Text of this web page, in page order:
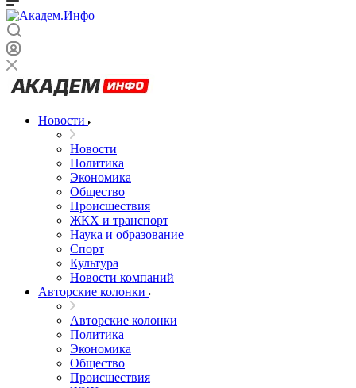
Новости
Новости
Политика
Экономика
Общество
Происшествия
ЖКХ и транспорт
Наука и образование
Спорт
Культура
Новости компаний
Авторские колонки
Авторские колонки
Политика
Экономика
Общество
Происшествия